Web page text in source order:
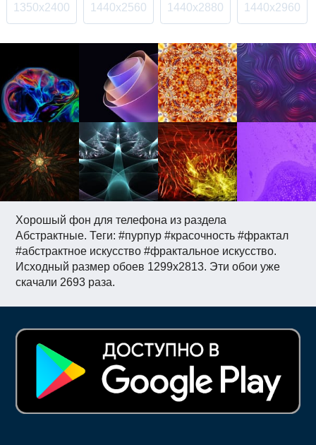
Хорошый фон для телефона из раздела
Абстрактные. Теги: #пурпур #красочность #фрактал
#абстрактное искусство #фрактальное искусство.
Исходный размер обоев 1299x2813. Эти обои уже
скачали 2693 раза.
1350x2400 1440x2560 1440x2880 1440x2960